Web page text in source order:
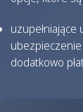
uzupełniające
dodatkowo